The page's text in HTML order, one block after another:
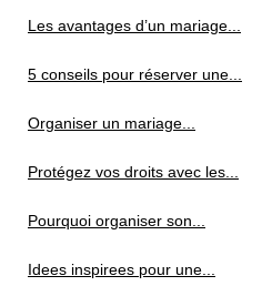
Les avantages d’un mariage...
5 conseils pour réserver une...
Organiser un mariage...
Protégez vos droits avec les...
Pourquoi organiser son...
Idees inspirees pour une...